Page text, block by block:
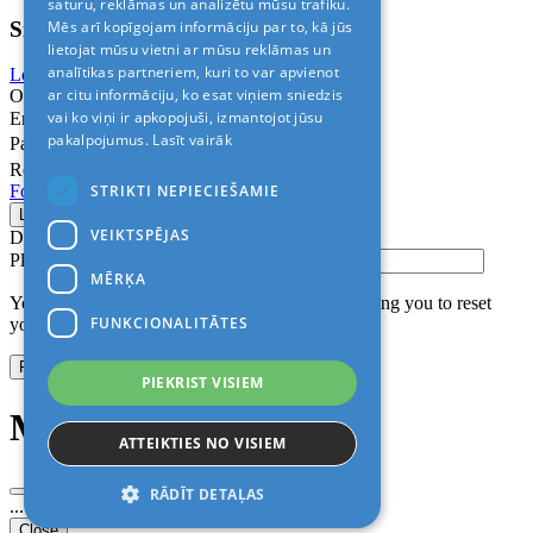
Sign In
Login with Facebook Login with Google
Or
Email
Password
Remember me
Forgot Password?
Don’t have an account?
Please confirm login email below
You will receive an email containing a link allowing you to reset
your password to a new preferred one.
Modal title
...
saturu, reklāmas un analizētu mūsu trafiku.
Mēs arī kopīgojam informāciju par to, kā jūs
lietojat mūsu vietni ar mūsu reklāmas un
analītikas partneriem, kuri to var apvienot
ar citu informāciju, ko esat viņiem sniedzis
vai ko viņi ir apkopojuši, izmantojot jūsu
pakalpojumus. Lasīt vairāk
STRIKTI NEPIECIEŠAMIE
VEIKTSPĒJAS
MĒRĶA
FUNKCIONALITĀTES
PIEKRIST VISIEM
ATTEIKTIES NO VISIEM
RĀDĪT DETAĻAS